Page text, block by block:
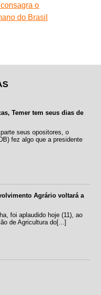
o
do Brasil
Temer tem seus dias de
seus opositores, o
fez algo que a presidente
Agrário voltará a
foi aplaudido hoje (11), ao
de Agricultura do[...]